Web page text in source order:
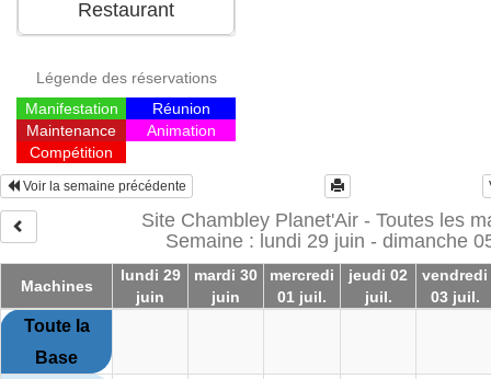
Légende des réservations
Manifestation
Réunion
Maintenance
Animation
Compétition
Voir la semaine précédente
Site Chambley Planet'Air - Toutes les
Semaine : lundi 29 juin - dimanche
Machines
lundi 29
juin
mardi 30
juin
mercredi
01 juil.
jeudi 02
juil.
vendredi
03 juil.
Toute la
Base